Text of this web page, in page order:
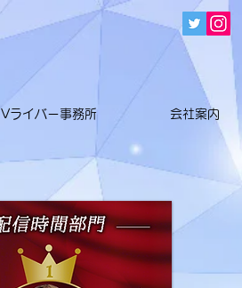
Vライバー事務所 会社案内